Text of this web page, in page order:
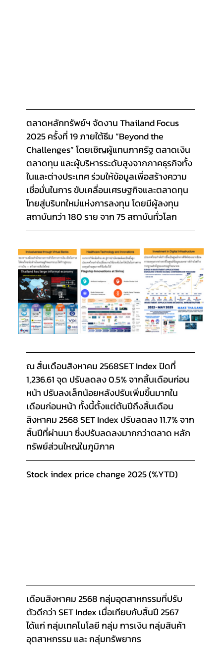
ตลาดหลักทรัพย์ฯ จัดงาน Thailand Focus
2025 ครั้งที่ 19 ภายใต้ธีม “Beyond the
Challenges” โดยเชิญผู้แทนภาครัฐ ตลาดเงิน
ตลาดทุน และผู้บริหารระดับสูงจากภาคธุรกิจทั้ง
ในและต่างประเทศ ร่วมให้ข้อมูลเพื่อสร้างความ
เชื่อมั่นในการ ขับเคลื่อนเศรษฐกิจและตลาดทุน
ไทยสู่บริบทใหม่แห่งการลงทุน โดยมีผู้ลงทุน
สถาบันกว่า 180 ราย จาก 75 สถาบันทั่วโลก
ณ สิ้นเดือนสิงหาคม 2568SET Index ปิดที่
1,236.61 จุด ปรับลดลง 0.5% จากสิ้นเดือนก่อน
หน้า ปรับลงเล็กน้อยหลังปรับเพิ่มขึ้นมากใน
เดือนก่อนหน้า ทั้งนี้ตั้งแต่ต้นปีถึงสิ้นเดือน
สิงหาคม 2568 SET Index ปรับลดลง 11.7% จาก
สิ้นปีที่ผ่านมา ซึ่งปรับลดลงมากกว่าตลาด หลัก
ทรัพย์ส่วนใหญ่ในภูมิภาค
Stock index price change 2025 (%YTD)
เดือนสิงหาคม 2568 กลุ่มอุตสาหกรรมที่ปรับ
ตัวดีกว่า SET Index เมื่อเทียบกับสิ้นปี 2567
ได้แก่ กลุ่มเทคโนโลยี กลุ่ม การเงิน กลุ่มสินค้า
อุตสาหกรรม และ กลุ่มทรัพยากร